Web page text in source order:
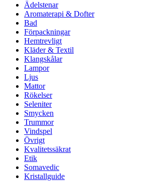
Ädelstenar
Aromaterapi & Dofter
Bad
Förpackningar
Hemtrevligt
Kläder & Textil
Klangskålar
Lampor
Ljus
Mattor
Rökelser
Seleniter
Smycken
Trummor
Vindspel
Övrigt
Kvalitetssäkrat
Etik
Somavedic
Kristallguide